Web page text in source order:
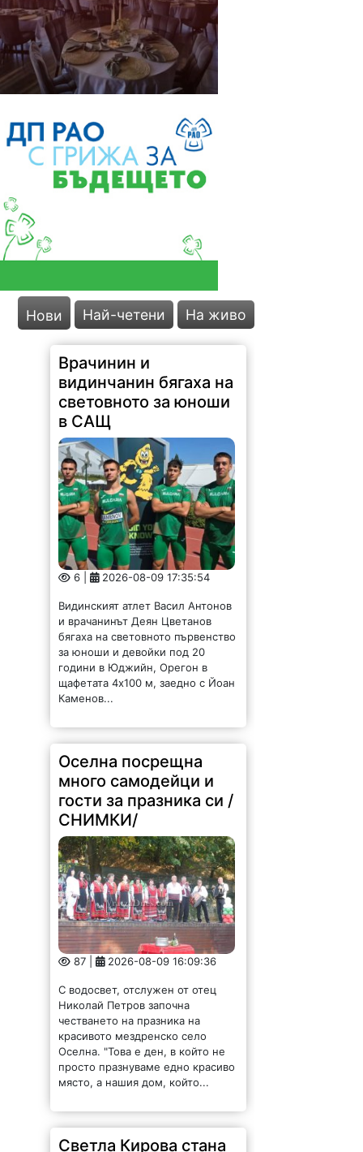
Нови Най-четени На живо
Врачинин и
видинчанин бягаха на
световното за юноши
в САЩ
6 | 2026-08-09 17:35:54
Видинският атлет Васил Антонов
и врачанинът Деян Цветанов
бягаха на световното първенство
за юноши и девойки под 20
години в Юджийн, Орегон в
щафетата 4х100 м, заедно с Йоан
Каменов...
Оселна посрещна
много самодейци и
гости за празника си /
СНИМКИ/
87 | 2026-08-09 16:09:36
С водосвет, отслужен от отец
Николай Петров започна
честването на празника на
красивото мездренско село
Оселна. "Това е ден, в който не
просто празнуваме едно красиво
място, а нашия дом, който...
Светла Кирова стана